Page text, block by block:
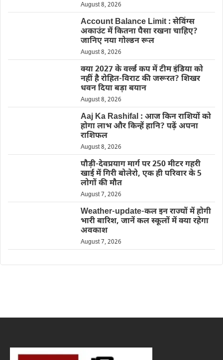
August 8, 2026
Account Balance Limit : सेविंग्स
अकाउंट में कितना पैसा रखना चाहिए?
जानिए नया गोल्डन रूल
August 8, 2026
क्या 2027 के वर्ल्ड कप में टीम इंडिया को
नहीं है रोहित-विराट की जरूरत? शिखर
धवन दिया बड़ा बयान
August 8, 2026
Aaj Ka Rashifal : आज किन राशियों को
होगा लाभ और किन्हें हानि? पढ़ें अपना
राशिफल
August 8, 2026
पौड़ी-देवप्रयाग मार्ग पर 250 मीटर गहरी
खाई में गिरी बोलेरो, एक ही परिवार के 5
लोगों की मौत
August 7, 2026
Weather-update-कल इन राज्यों में होगी
भारी बारिश, जानें कल स्कूलों में क्या रहेगा
अवकाश
August 7, 2026